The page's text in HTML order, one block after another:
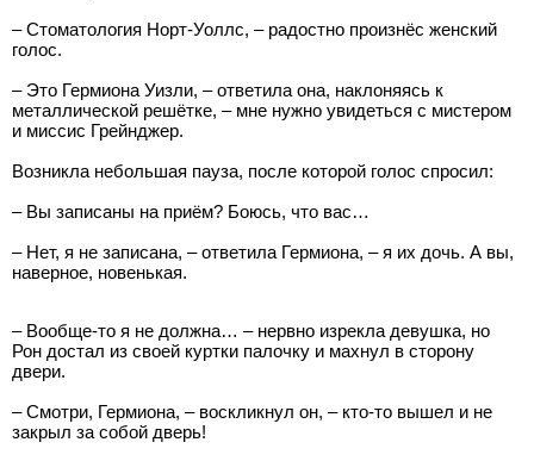
– Стоматология Норт-Уоллс, – радостно произнёс женский
голос.
– Это Гермиона Уизли, – ответила она, наклоняясь к
металлической решётке, – мне нужно увидеться с мистером
и миссис Грейнджер.
Возникла небольшая пауза, после которой голос спросил:
– Вы записаны на приём? Боюсь, что вас…
– Нет, я не записана, – ответила Гермиона, – я их дочь. А вы,
наверное, новенькая.
– Вообще-то я не должна… – нервно изрекла девушка, но
Рон достал из своей куртки палочку и махнул в сторону
двери.
– Смотри, Гермиона, – воскликнул он, – кто-то вышел и не
закрыл за собой дверь!